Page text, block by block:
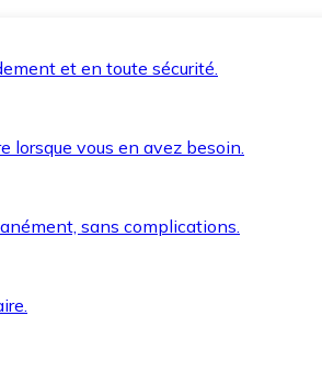
et en toute sécurité.
lorsque vous en avez besoin.
sans complications.